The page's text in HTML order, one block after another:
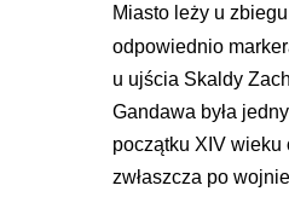
Miasto leży u
odpowiednio
u ujścia Skaldy
Gandawa była
początku XIV wieku
zwłaszcza po